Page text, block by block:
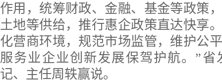
作用，统筹财政、金融、基金等政策
土地等供给，推行惠企政策直达快享
化营商环境，规范市场监管，维护公
服务业企业创新发展保驾护航。”省
记、主任周轶赢说。